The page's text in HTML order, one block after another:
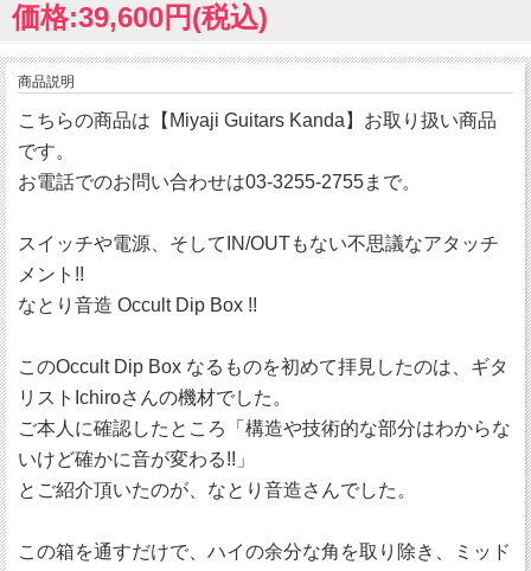
価格:39,600円(税込)
商品説明
こちらの商品は【Miyaji Guitars Kanda】お取り扱い商品
です。
お電話でのお問い合わせは03-3255-2755まで。
スイッチや電源、そしてIN/OUTもない不思議なアタッチ
メント!!
なとり音造 Occult Dip Box !!
このOccult Dip Box なるものを初めて拝見したのは、ギタ
リストIchiroさんの機材でした。
ご本人に確認したところ「構造や技術的な部分はわからな
いけど確かに音が変わる!!」
とご紹介頂いたのが、なとり音造さんでした。
この箱を通すだけで、ハイの余分な角を取り除き、ミッド